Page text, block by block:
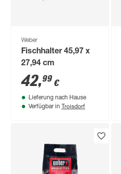
Weber
Fischhalter 45,97 x
27,94 cm
42,99 €
Lieferung nach Hause
Verfügbar in Troisdorf